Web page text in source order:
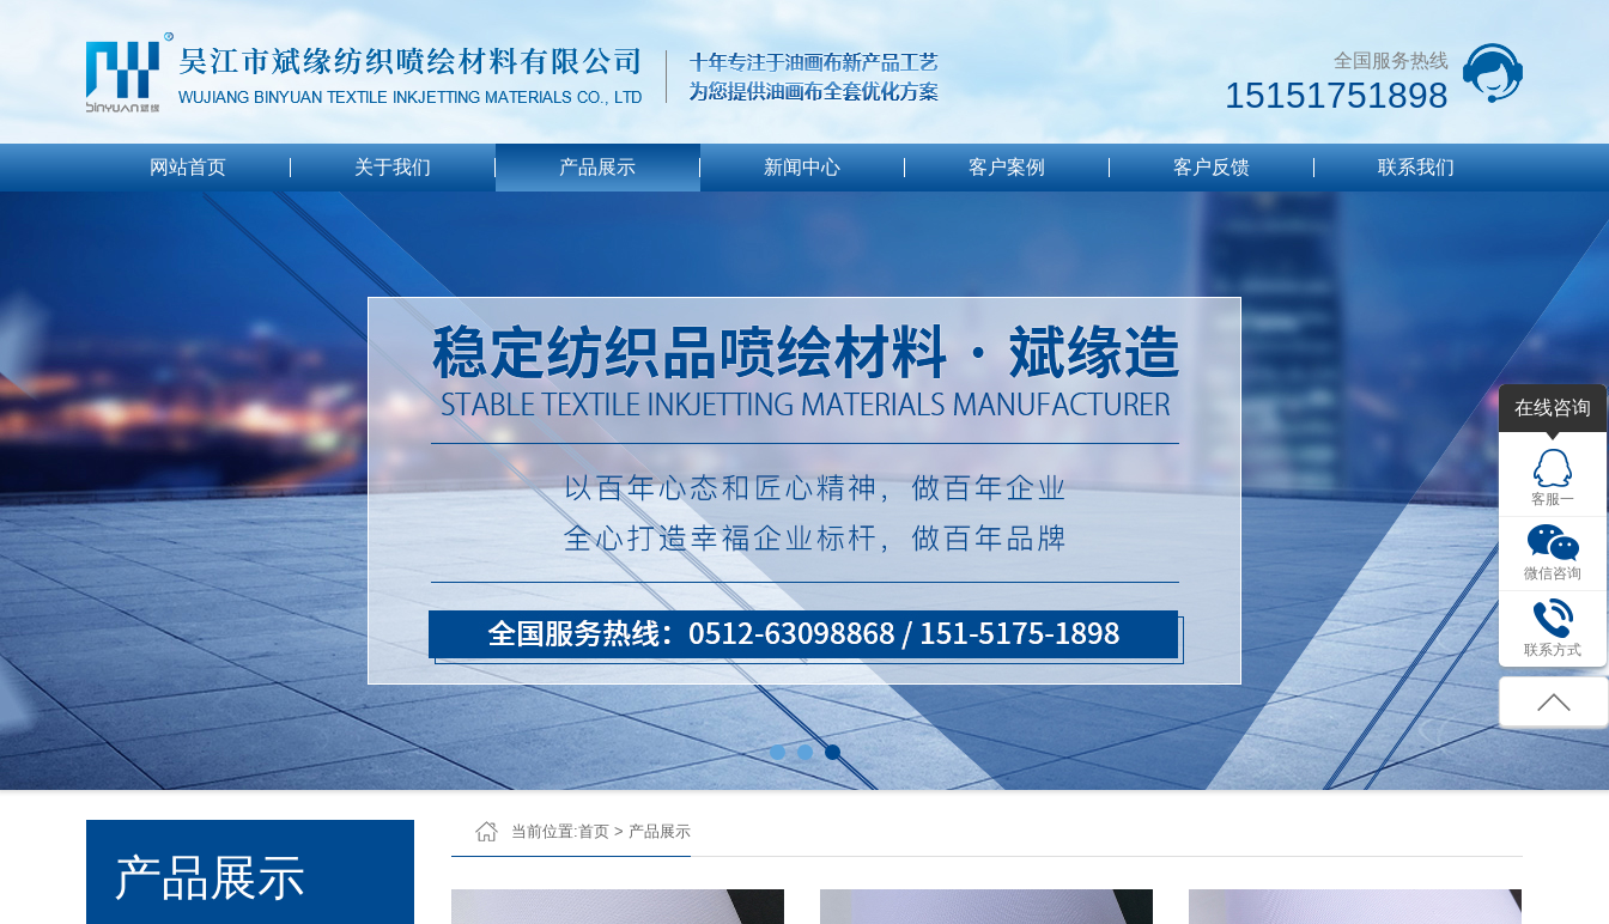
全国服务热线
15151751898
网站首页 关于我们 产品展示 新闻中心 客户案例 客户反馈 联系我们
产品展示
当前位置:首页 > 产品展示
在线咨询
客服一
微信咨询
联系方式